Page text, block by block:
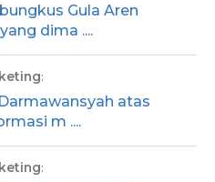
Gula Aren
dima ....
:
atas
m ....
: